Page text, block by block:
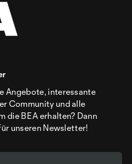
Angebote, interessante
Community und alle
die BEA erhalten? Dann
unseren Newsletter!